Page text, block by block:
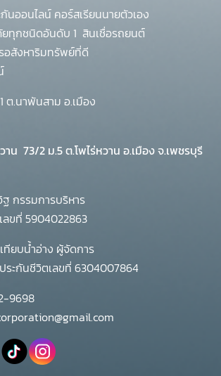
นออนไลน์ คอร์สเรียนนายตัวเอง
ยทุกชนิดอันดับ 1 สินเชื่อรถยนต์
อสังหาริมทรัพย์ที่ดี
ต.นาพันสาม อ.เมือง
าน 73/2 ม.5 ต.โพไร่หวาน อ.เมือง จ.เพชรบุรี
กรรมการบริหาร
ขที่ 5904022863
บน้ำอ่าง ผู้จัดการ
ะกันชีวิตเลขที่ 6304007864
9698